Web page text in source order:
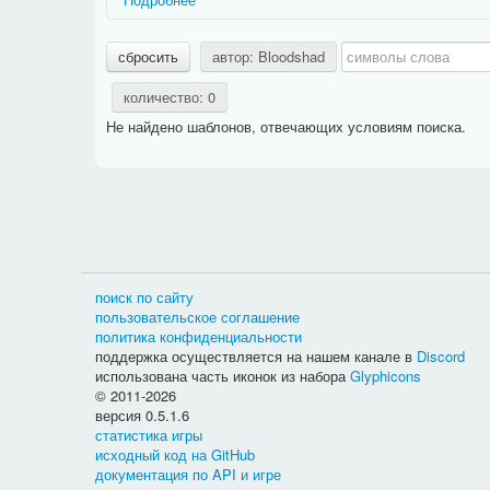
Названия ситуаций имеют префикс, дающий
Действие:фразы, относящиеся к какому-либо
Задание:фразы, относящиеся к конкретному типу
PvP:фразы, относящиеся к сражениям между
Способности:фразы, относящиеся к
Журнал:
Название: очень краткое и общее название
Описание:фраза будет отображаться над
Расположение фраз разных типов можно посмотреть
сбросить автор: Bloodshad
количество: 0
Не найдено шаблонов, отвечающих условиям поиска.
поиск по сайту
пользовательское соглашение
политика конфиденциальности
поддержка осуществляется на нашем канале в Discord
использована часть иконок из набора Glyphicons
© 2011-2026
версия 0.5.1.6
статистика игры
исходный код на GitHub
документация по API и игре